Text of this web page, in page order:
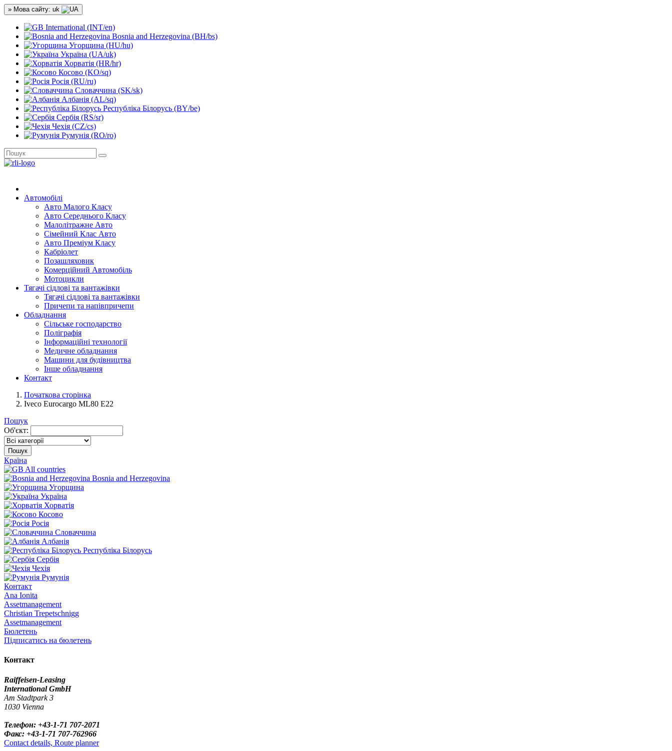
» Мова сайту: uk
International (INT/en)
Bosnia and Herzegovina (BH/bs)
Угорщина (HU/hu)
Україна (UA/uk)
Хорватія (HR/hr)
Косово (KO/sq)
Росія (RU/ru)
Словаччина (SK/sk)
Албанія (AL/sq)
Республіка Білорусь (BY/be)
Сербія (RS/sr)
Чехія (CZ/cs)
Румунія (RO/ro)
Автомобілі
Авто Малого Класу
Авто Середнього Класу
Малолітражне Авто
Сімейний Клас Авто
Авто Преміум Класу
Кабріолет
Позашляховик
Комерційний Автомобіль
Мотоцикли
Тягачі сідлові та вантажівки
Тягачі сідлові та вантажівки
Причепи та напівпричепи
Обладнання
Сільське господарство
Поліграфія
Інформаційні технології
Медичне обладнання
Машини для будівництва
Інше обладнання
Контакт
Початкова сторінка
Iveco Eurocargo ML80 E22
Пошук
Об'єкт:
Пошук
Країна
All countries
Bosnia and Herzegovina
Угорщина
Україна
Хорватія
Косово
Росія
Словаччина
Албанія
Республіка Білорусь
Сербія
Чехія
Румунія
Контакт
Ana Ionita
Assetmanagement
Christian Trepetschnigg
Assetmanagement
Бюлетень
Підписатись на бюлетень
Контакт
Raiffeisen-Leasing
International GmbH
Am Stadtpark 3
1030 Vienna
Телефон: +43-1-71 707-2071
Факс: +43-1-71 707-762966
Contact details, Route planner